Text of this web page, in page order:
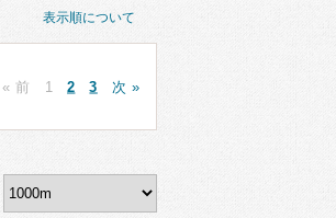
表示順について
« 前 1 2 3 次 »